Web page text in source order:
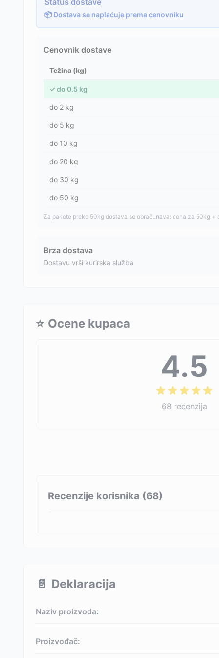
Status dostave
📦 Dostava se naplaćuje prema cenovniku
Cenovnik dostave
Težina (kg)
✓ do 0.5 kg
do 2 kg
do 5 kg
do 10 kg
do 20 kg
do 30 kg
do 50 kg
Za pakete preko 50kg dostava se obračunava: cena za 50kg +
Brza dostava
Dostavu vrši kurirska služba
⭐ Ocene kupaca
4.5
68 recenzija
Recenzije korisnika (68)
📄 Deklaracija
Naziv proizvoda:
Proizvođač: